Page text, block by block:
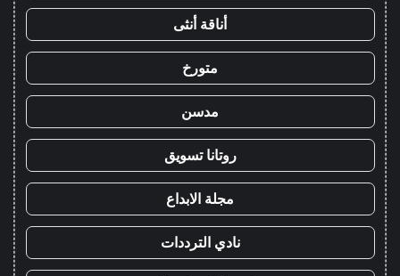
أناقة أنثى
متورخ
مدسن
روتانا تسويق
مجلة الابداع
نادي الترددات